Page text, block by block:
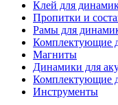
Клей для
Пропитки и
Рамы для
Комплектующие
Магниты
Динамики для
Комплектующие
Инструменты